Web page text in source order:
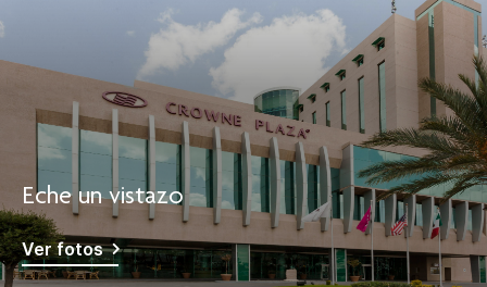
Eche un vistazo
Ver fotos